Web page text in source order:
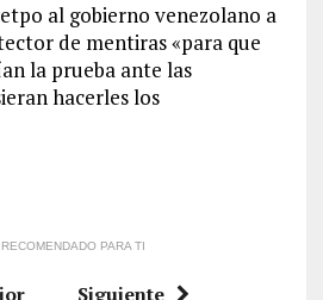
al gobierno venezolano a
de mentiras «para que
la prueba ante las
hacerles los
PARA TI
Siguiente